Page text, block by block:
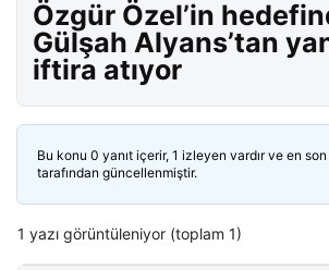
Özgür Özel’in
Gülşah Alyans’tan
iftira atıyor
Bu konu 0 yanıt içerir, 1 izleyen vardır ve en son
tarafından güncellenmiştir.
1 yazı görüntüleniyor (toplam 1)